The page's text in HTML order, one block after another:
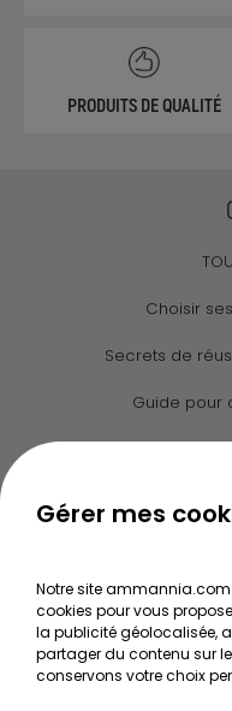
PRODUITS DE QUALITÉ
Choisir
Secrets de
Guide pour
Gérer mes
Notre site
cookies pour vous
la publicité géolocalisée,
partager du contenu sur
conservons votre choix